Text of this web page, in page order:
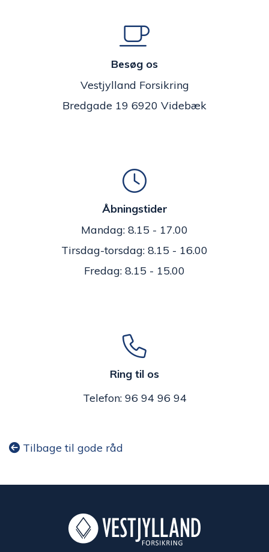
Besøg os
Vestjylland Forsikring
Bredgade 19 6920 Videbæk
Åbningstider
Mandag: 8.15 - 17.00
Tirsdag-torsdag: 8.15 - 16.00
Fredag: 8.15 - 15.00
Ring til os
Telefon: 96 94 96 94
Tilbage til gode råd